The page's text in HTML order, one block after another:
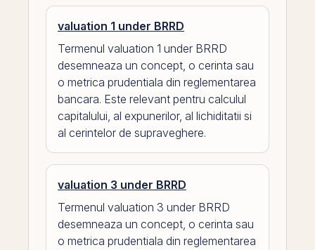
valuation 1 under BRRD
Termenul valuation 1 under BRRD
desemneaza un concept, o cerinta sau
o metrica prudentiala din reglementarea
bancara. Este relevant pentru calculul
capitalului, al expunerilor, al lichiditatii si
al cerintelor de supraveghere.
valuation 3 under BRRD
Termenul valuation 3 under BRRD
desemneaza un concept, o cerinta sau
o metrica prudentiala din reglementarea